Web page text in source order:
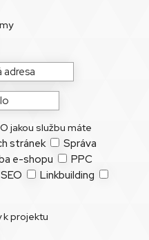
O jakou službu máte
stránek
Správa
e-shopu
PPC
SEO
Linkbuilding
k projektu